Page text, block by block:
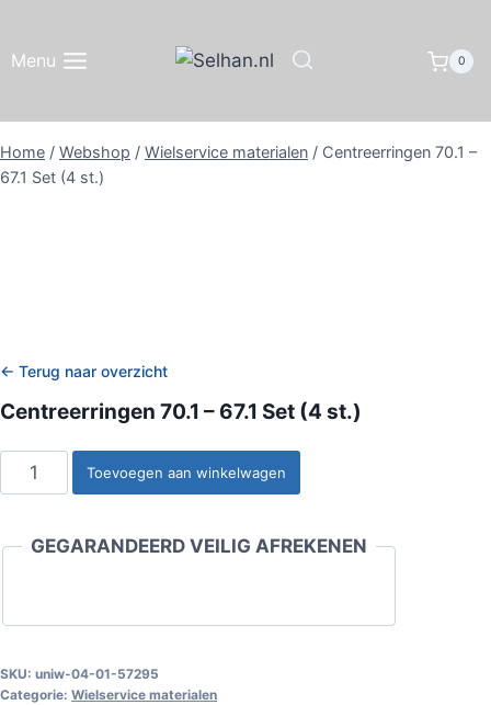
inhoud
Menu 0
Home / Webshop / Wielservice materialen / Centreerringen 70.1 –
67.1 Set (4 st.)
← Terug naar overzicht
Centreerringen 70.1 – 67.1 Set (4 st.)
Centreerringen
70.1
67.1
aantal
Toevoegen aan winkelwagen
GEGARANDEERD VEILIG AFREKENEN
SKU: uniw-04-01-57295
Categorie: Wielservice materialen